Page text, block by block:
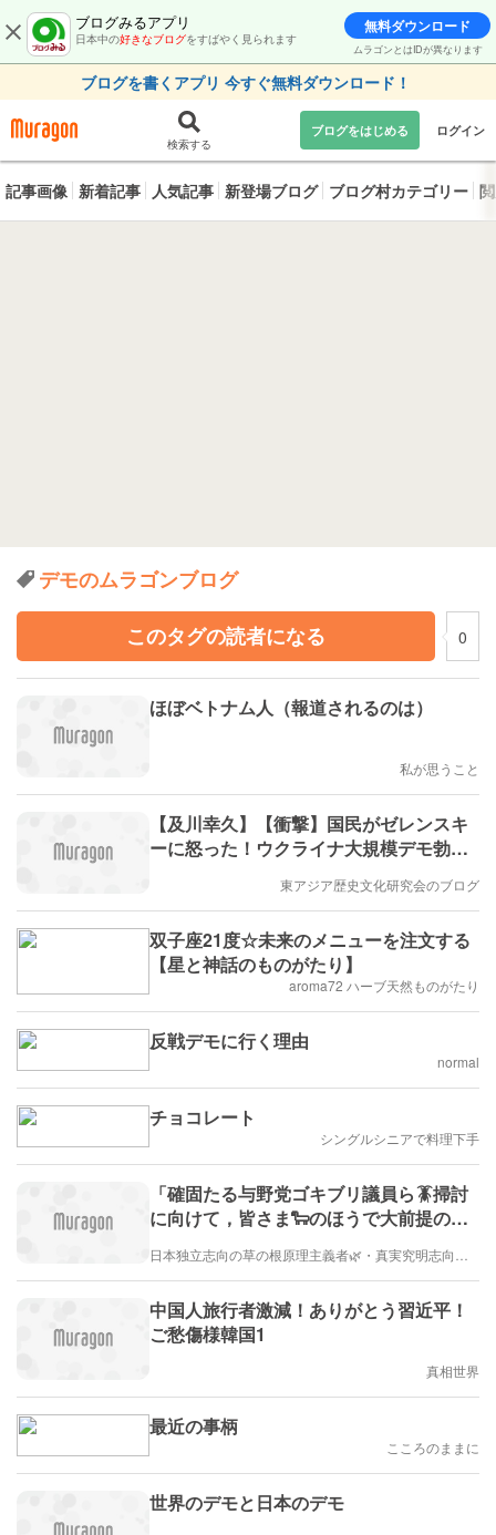
ブログみるアプリ
日本中の好きなブログをすばやく見られます
無料ダウンロード
ムラゴンとはIDが異なります
ブログを書くアプリ 今すぐ無料ダウンロード！
検索する
ブログをはじめる ログイン
記事画像 新着記事 人気記事 新登場ブログ ブログ村カテゴリー
デモのムラゴンブログ
このタグの読者になる
0
ほぼベトナム人（報道されるのは）
私が思うこと
【及川幸久】【衝撃】国民がゼレンスキ
ーに怒った！ウクライナ大規模デモ勃発,
東アジア歴史文化研究会のブログ
双子座21度☆未来のメニューを注文する
【星と神話のものがたり】
aroma72 ハーブ天然ものがたり
反戦デモに行く理由
normal
チョコレート
シングルシニアで料理下手
「確固たる与野党ゴキブリ議員ら🪳掃討
に向けて，皆さま🐑のほうで大前提のと
の宿題になります。 ……わ，ワンランク
中国人旅行者激減！ありがとう習近平！
ご愁傷様韓国1
真相世界
最近の事柄
こころのままに
世界のデモと日本のデモ